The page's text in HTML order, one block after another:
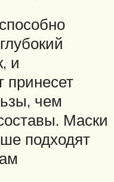
и
принесет
чем
Маски
подходят